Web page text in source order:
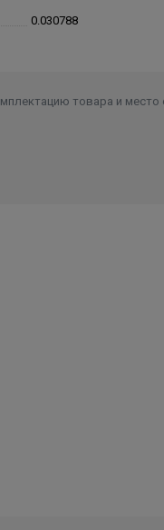
0.030788
товара и место